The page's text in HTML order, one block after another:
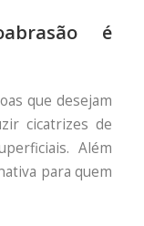
é
que desejam
cicatrizes de
Além
para quem